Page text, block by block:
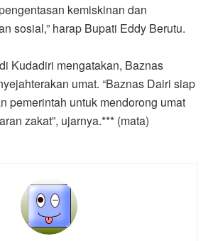
kemiskinan dan
sosial,” harap Bupati Eddy Berutu.
Kudadiri mengatakan, Baznas
umat. “Baznas Dairi siap
pemerintah untuk mendorong umat
zakat”, ujarnya.*** (mata)